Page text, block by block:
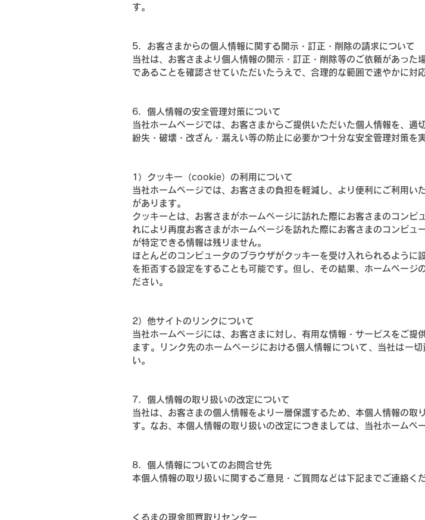
す。
5．お客さまからの個人情報に関する開示・訂正・削除の請求について
当社は、お客さまより個人情報の開示・訂正・削除等のご依頼があった
であることを確認させていただいたうえで、合理的な範囲で速やかに対
6．個人情報の安全管理対策について
当社ホームページでは、お客さまからご提供いただいた個人情報を、
紛失・破壊・改ざん・漏えい等の防止に必要かつ十分な安全管理対策を
1）クッキー（cookie）の利用について
当社ホームページでは、お客さまの負担を軽減し、より便利にご利用
があります。
クッキーとは、お客さまがホームページに訪れた際にお客さまのコンピ
れにより再度お客さまがホームページを訪れた際にお客さまのコンピュ
が特定できる情報は残りません。
ほとんどのコンピュータのブラウザがクッキーを受け入れられるよう
を拒否する設定をすることも可能です。但し、その結果、ホームページ
ださい。
2）他サイトのリンクについて
当社ホームページには、お客さまに対し、有用な情報・サービスをご提
ます。リンク先のホームページにおける個人情報について、当社は一
い。
7．個人情報の取り扱いの改定について
当社は、お客さまの個人情報をより一層保護するため、本個人情報の取
す。なお、本個人情報の取り扱いの改定につきましては、当社ホームペ
8．個人情報についてのお問合せ先
本個人情報の取り扱いに関するご意見・ご質問などは下記までご連絡くだ
くるまの現金即買取りセンター